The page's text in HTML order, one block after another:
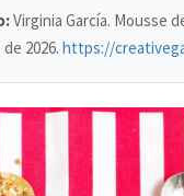
Virginia García. Mousse
2026. https://